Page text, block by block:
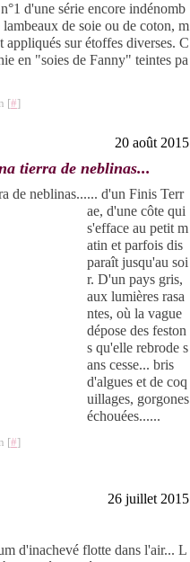
d'une série encore indénomb
lambeaux de soie ou de coton, m
appliqués sur étoffes diverses. C
en "soies de Fanny" teintes pa
[#]
20 août 2015
tierra de neblinas...
... d'un Finis Terr
ae, d'une côte qui
s'efface au petit m
atin et parfois dis
paraît jusqu'au soi
r. D'un pays gris,
aux lumières rasa
ntes, où la vague
dépose des feston
s qu'elle rebrode s
ans cesse... bris
d'algues et de coq
uillages, gorgones
échouées......
[#]
26 juillet 2015
d'inachevé flotte dans l'air... L